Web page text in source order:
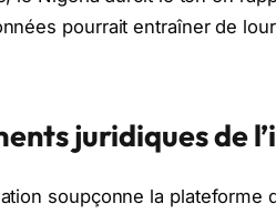
pourrait entraîner de
juridiques de
soupçonne la